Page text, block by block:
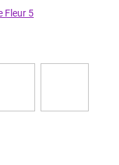
Fleur 5